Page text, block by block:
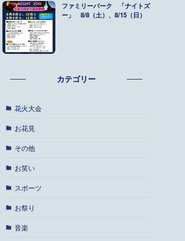
ファミリーパーク 「ナイトズ
ー」 8/8（土）、8/15（日）
カテゴリー
花火大会
お花見
その他
お笑い
スポーツ
お祭り
音楽